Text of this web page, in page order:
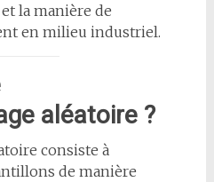
la manière de
en milieu industriel.
aléatoire ?
consiste à
de manière